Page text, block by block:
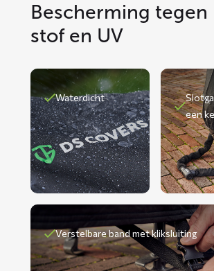
Bescherming tegen
stof en UV
Waterdicht
een
Verstelbare band met kliksluiting